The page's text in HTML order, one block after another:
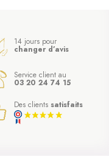
14 jours pour
changer d’avis
Service client au
03 20 24 74 15
Des clients satisfaits